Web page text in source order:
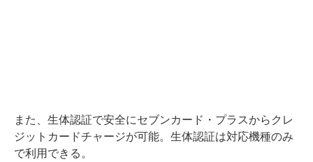
また、生体認証で安全にセブンカード・プラスからクレ
ジットカードチャージが可能。生体認証は対応機種のみ
で利用できる。